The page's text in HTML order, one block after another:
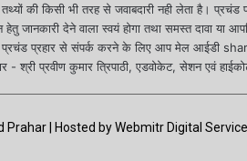
की किसी भी तरह से जवाबदारी नही लेता है। प्रचंड
जानकारी देने वाला स्वयं होगा तथा समस्त दावा या
प्रचंड प्रहार से संपर्क करने के लिए आप मेल आईडी
प्रवीण कुमार त्रिपाठी, एडवोकेट, सेशन एवं
Prahar | Hosted byWebmitr Digital